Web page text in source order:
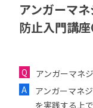
アンガーマ
防止入門講
アンガーマネ
アンガーマネ
を実践する上